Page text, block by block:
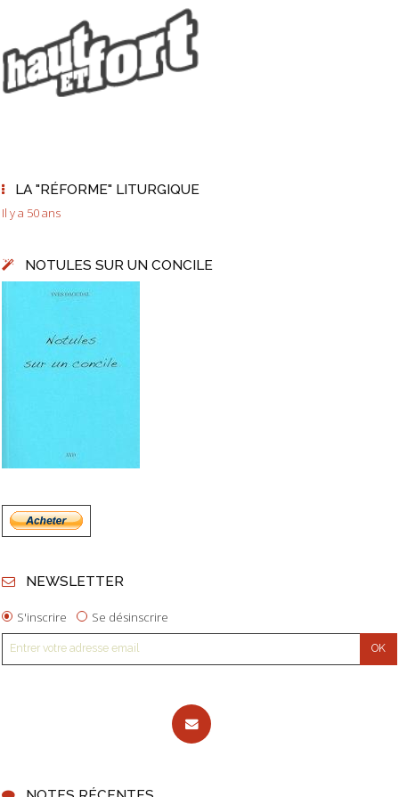
LA "RÉFORME" LITURGIQUE
Il y a 50 ans
NOTULES SUR UN CONCILE
NEWSLETTER
S'inscrire Se désinscrire